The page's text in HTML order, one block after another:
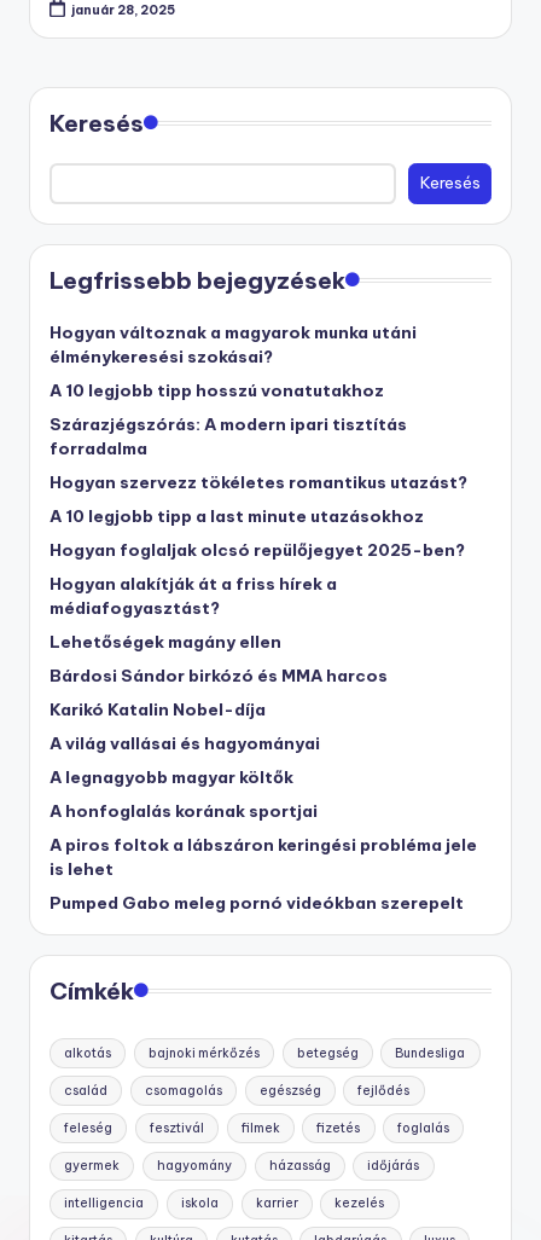
január 28, 2025
Keresés
Keresés
Legfrissebb bejegyzések
Hogyan változnak a magyarok munka utáni
élménykeresési szokásai?
A 10 legjobb tipp hosszú vonatutakhoz
Szárazjégszórás: A modern ipari tisztítás
forradalma
Hogyan szervezz tökéletes romantikus utazást?
A 10 legjobb tipp a last minute utazásokhoz
Hogyan foglaljak olcsó repülőjegyet 2025-ben?
Hogyan alakítják át a friss hírek a
médiafogyasztást?
Lehetőségek magány ellen
Bárdosi Sándor birkózó és MMA harcos
Karikó Katalin Nobel-díja
A világ vallásai és hagyományai
A legnagyobb magyar költők
A honfoglalás korának sportjai
A piros foltok a lábszáron keringési probléma jele
is lehet
Pumped Gabo meleg pornó videókban szerepelt
Címkék
alkotás bajnoki mérkőzés betegség Bundesliga
család csomagolás egészség fejlődés
feleség fesztivál filmek fizetés foglalás
gyermek hagyomány házasság időjárás
intelligencia iskola karrier kezelés